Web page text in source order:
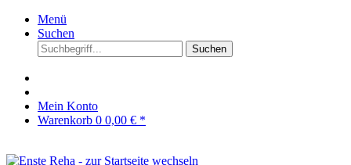
Menü
Suchen
Suchen
Mein Konto
Warenkorb 0 0,00 € *